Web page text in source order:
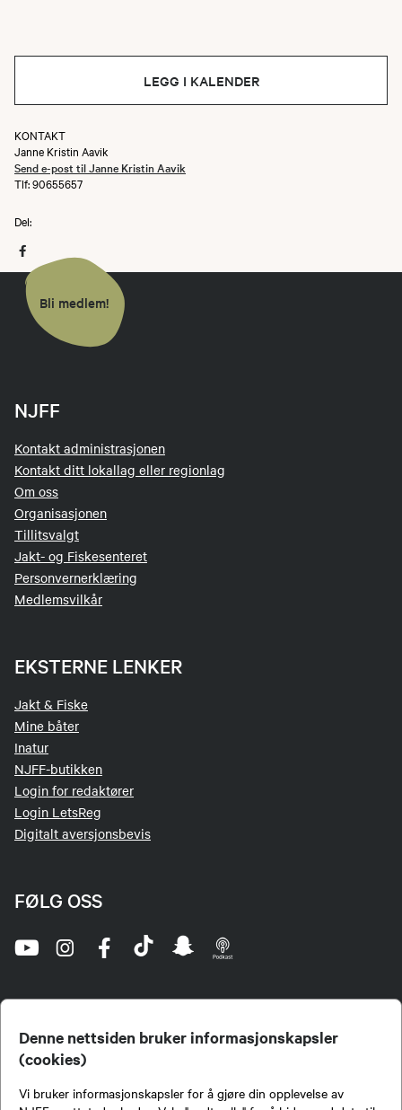
Denne nettsiden bruker informasjonskapsler
(cookies)
Vi bruker informasjonskapsler for å gjøre din opplevelse av
LEGG I KALENDER
KONTAKT
Janne Kristin Aavik
Send e-post til Janne Kristin Aavik
Tlf: 90655657
Del:
Bli medlem!
NJFF
Kontakt administrasjonen
Kontakt ditt lokallag eller regionlag
Om oss
Organisasjonen
Tillitsvalgt
Jakt- og Fiskesenteret
Personvernerklæring
Medlemsvilkår
EKSTERNE LENKER
Jakt & Fiske
Mine båter
Inatur
NJFF-butikken
Login for redaktører
Login LetsReg
Digitalt aversjonsbevis
FØLG OSS
jegere og sportsfiskere og et av de viktigste miljøene for formidling av kunnskap om jakt og